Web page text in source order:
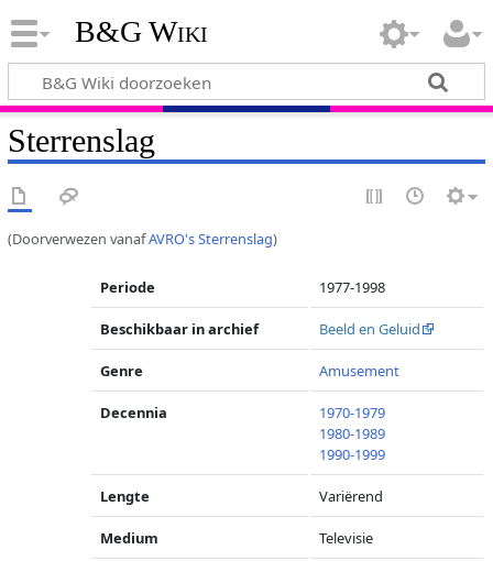
B&G Wiki
Sterrenslag
(Doorverwezen vanafAVRO's Sterrenslag)
Periode 1977-1998
Beschikbaar in archief Beeld en Geluid
Genre Amusement
Decennia
1970-1979
1980-1989
1990-1999
Lengte Variërend
Medium Televisie